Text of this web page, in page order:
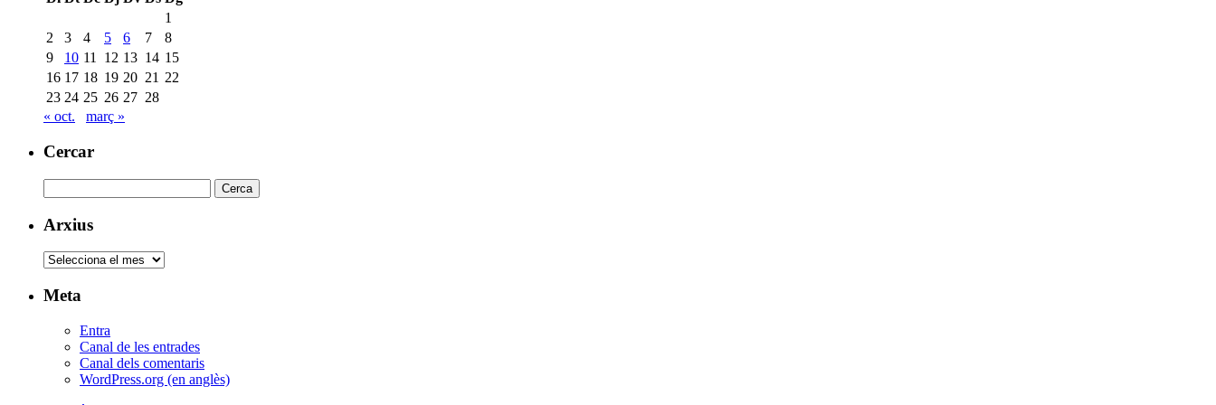
1
2
3 4 5 6 7
8
9
10 11 12 13 14 15
16 17 18 19 20 21 22
23 24 25 26 27 28
« oct.
març »
Cercar
Arxius
Arxius
Meta
Entra
Canal de les entrades
Canal dels comentaris
WordPress.org (en anglès)